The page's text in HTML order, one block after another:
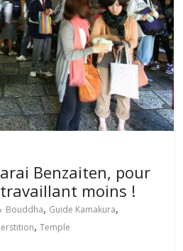
Benzaiten, pour
moins !
Bouddha, Guide Kamakura,
,Temple